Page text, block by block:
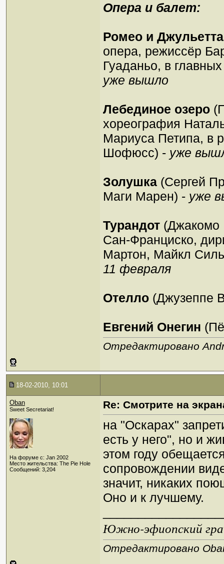
Опера и балет:
Ромео и Джульетта
опера, режиссёр
Гуаданьо, в
уже вышло
Лебединое озеро
хореография
Мариуса Петипа, в
Шофюсс) - уже
Золушка (Сергей
Маги Марен) - уже
Турандот (Джакомо
Сан-Франциско,
Мартон, Майкл
11 февраля
Отелло (Джузеппе
Евгений Онегин
Отредактировано
18-02-2010, 10:01
Oban
Sweet Secretariat!
На форуме с: Jan 2002
Место жительства: The Pie Hole
Сообщений: 3,204
Re: Смотрите на
на "Оскарах"
есть у него", но и
этом году
сопровождении
значит, никаких
Оно и к лучшему.
Южно-эфиопский
Отредактировано